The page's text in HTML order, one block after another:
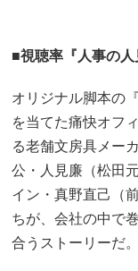
■視聴率『人事の
オリジナル脚本の
を当てた痛快オフ
る老舗文房具メー
公・人見廉（松田
イン・真野直己（
ちが、会社の中で
合うストーリーだ。